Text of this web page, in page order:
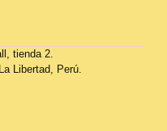
tienda 2.
Libertad, Perú.